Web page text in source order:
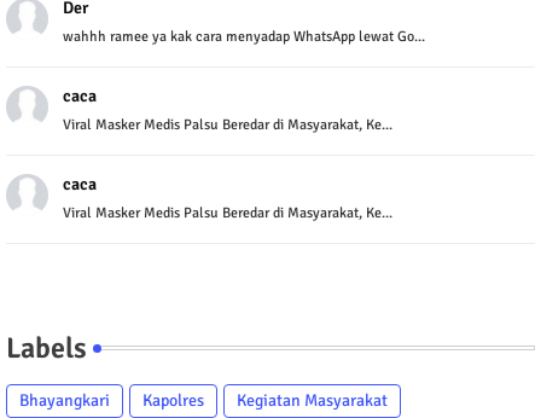
Der
wahhh ramee ya kak cara menyadap WhatsApp lewat Go...
caca
Viral Masker Medis Palsu Beredar di Masyarakat, Ke...
caca
Viral Masker Medis Palsu Beredar di Masyarakat, Ke...
Labels
Bhayangkari Kapolres
Kegiatan Masyarakat